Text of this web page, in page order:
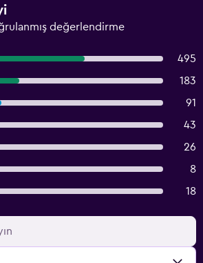
değerlendirme
495
183
91
43
26
8
18